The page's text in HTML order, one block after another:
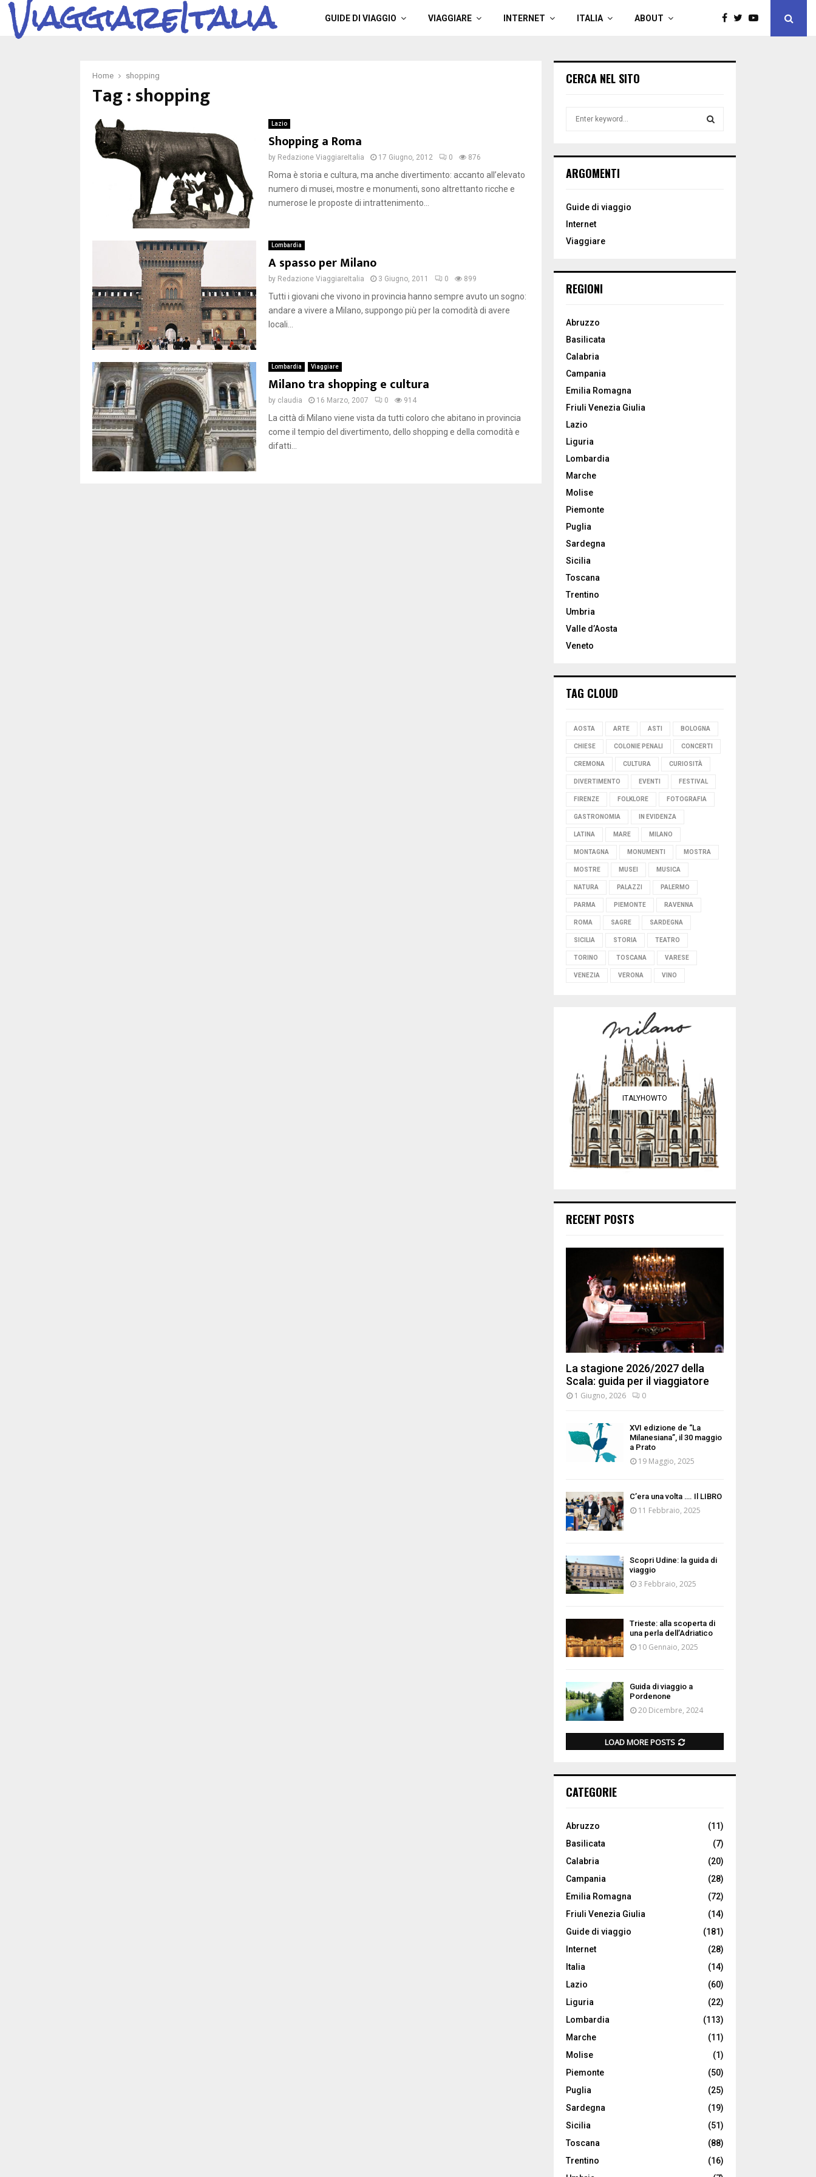
ViaggiareItalia GUIDE DI VIAGGIO VIAGGIARE INTERNET ITALIA ABOUT
Home shopping
Tag : shopping
Lazio
Shopping a Roma
by Redazione ViaggiareItalia 17 Giugno, 2012 0 876
Roma è storia e cultura, ma anche divertimento: accanto all’elevato
numero di musei, mostre e monumenti, sono altrettanto ricche e
numerose le proposte di intrattenimento...
Lombardia
A spasso per Milano
by Redazione ViaggiareItalia 3 Giugno, 2011 0 899
Tutti i giovani che vivono in provincia hanno sempre avuto un sogno:
andare a vivere a Milano, suppongo più per la comodità di avere
locali...
Lombardia Viaggiare
Milano tra shopping e cultura
by claudia 16 Marzo, 2007 0 914
La città di Milano viene vista da tutti coloro che abitano in provincia
come il tempio del divertimento, dello shopping e della comodità e
difatti...
CERCA NEL SITO
h
o
:
ARGOMENTI
Guide di viaggio
Internet
Viaggiare
REGIONI
Abruzzo
Basilicata
Calabria
Campania
Emilia Romagna
Friuli Venezia Giulia
Lazio
Liguria
Lombardia
Marche
Molise
Piemonte
Puglia
Sardegna
Sicilia
Toscana
Trentino
Umbria
Valle d’Aosta
Veneto
TAG CLOUD
AOSTA ARTE ASTI BOLOGNA
CHIESE COLONIE PENALI CONCERTI
CREMONA CULTURA CURIOSITÀ
DIVERTIMENTO EVENTI FESTIVAL
FIRENZE FOLKLORE FOTOGRAFIA
GASTRONOMIA IN EVIDENZA
LATINA MARE MILANO
MONTAGNA MONUMENTI MOSTRA
MOSTRE MUSEI MUSICA
NATURA PALAZZI PALERMO
PARMA PIEMONTE RAVENNA
ROMA SAGRE SARDEGNA
SICILIA STORIA TEATRO
TORINO TOSCANA VARESE
VENEZIA VERONA VINO
ITALYHOWTO
RECENT POSTS
La stagione 2026/2027 della
Scala: guida per il viaggiatore
1 Giugno, 2026 0
XVI edizione de “La
Milanesiana”, il 30 maggio
a Prato
19 Maggio, 2025
C’era una volta …. Il LIBRO
11 Febbraio, 2025
Scopri Udine: la guida di
viaggio
3 Febbraio, 2025
Trieste: alla scoperta di
una perla dell’Adriatico
10 Gennaio, 2025
Guida di viaggio a
Pordenone
20 Dicembre, 2024
LOAD MORE POSTS
CATEGORIE
Abruzzo
(11)
Basilicata
(7)
Calabria
(20)
Campania
(28)
Emilia Romagna
(72)
Friuli Venezia Giulia
(14)
Guide di viaggio
(181)
Internet
(28)
Italia
(14)
Lazio
(60)
Liguria
(22)
Lombardia
(113)
Marche
(11)
Molise
(1)
Piemonte
(50)
Puglia
(25)
Sardegna
(19)
Sicilia
(51)
Toscana
(88)
Trentino
(16)